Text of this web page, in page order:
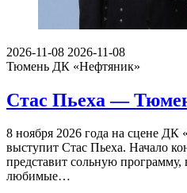
2026-11-08 2026-11-08
Тюмень ДК «Нефтяник»
Стас Пьеха —
8 ноября 2026 года на сцене
выступит Стас Пьеха. Начало
представит сольную программу,
любимые…